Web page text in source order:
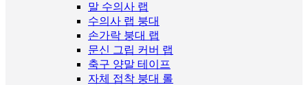
말 수의사 랩
수의사 랩 붕대
손가락 붕대 랩
문신 그립 커버 랩
축구 양말 테이프
자체 접착 붕대 롤